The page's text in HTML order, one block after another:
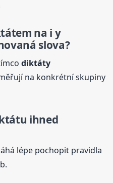
na i y
slova?
diktáty
na konkrétní skupiny
ihned
lépe pochopit pravidla